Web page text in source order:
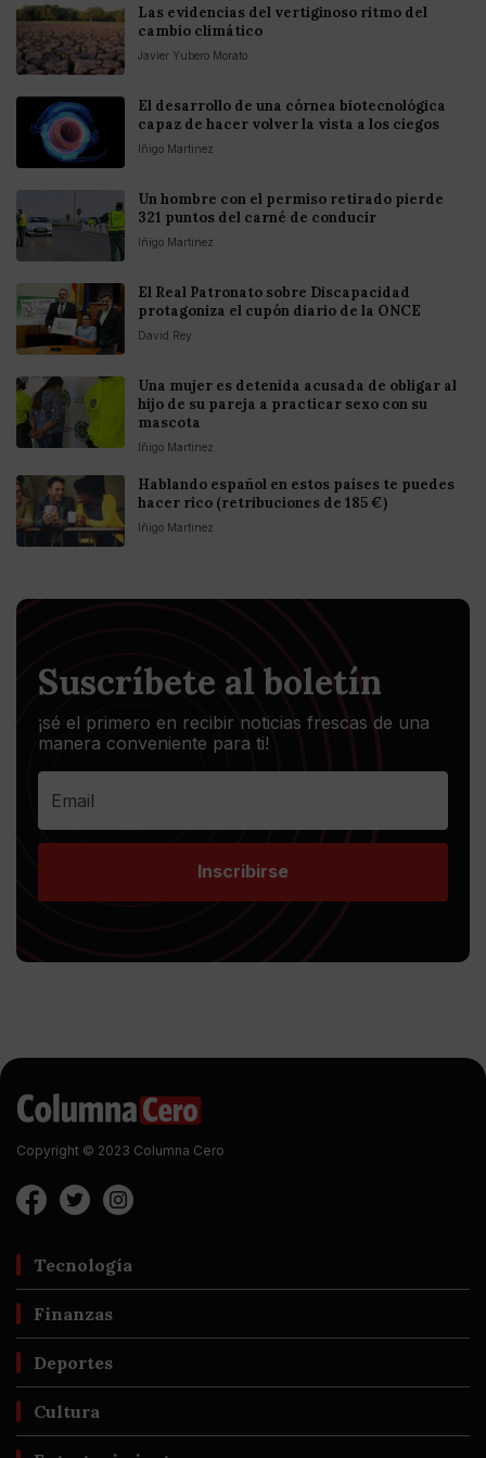
Las evidencias del vertiginoso ritmo del
cambio climático
Javier Yubero Morato
El desarrollo de una córnea biotecnológica
capaz de hacer volver la vista a los ciegos
Iñigo Martinez
Un hombre con el permiso retirado pierde
321 puntos del carné de conducir
Iñigo Martinez
El Real Patronato sobre Discapacidad
protagoniza el cupón diario de la ONCE
David Rey
Una mujer es detenida acusada de obligar al
hijo de su pareja a practicar sexo con su
mascota
Iñigo Martinez
Hablando español en estos países te puedes
hacer rico (retribuciones de 185 €)
Iñigo Martinez
Suscríbete al boletín
¡sé el primero en recibir noticias frescas de una
manera conveniente para ti!
Inscribirse
Copyright © 2023 Columna Cero
Tecnología
Finanzas
Deportes
Cultura